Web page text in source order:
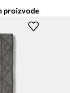
proizvode